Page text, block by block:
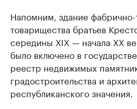
Напомним, здание фабрично-
товарищества братьев
середины XIX — начала XX
было включено в
реестр недвижимых
градостроительства и
республиканского значения.